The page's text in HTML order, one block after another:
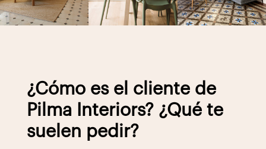
¿Cómo es el cliente de
Pilma Interiors? ¿Qué te
suelen pedir?